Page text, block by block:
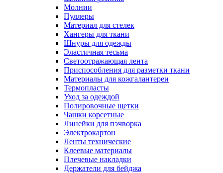
Молнии
Пуллеры
Материал для стелек
Хангеры для ткани
Шнуры для одежды
Эластичная тесьма
Светоотражающая лента
Приспособления для разметки ткани
Материалы для кожгалантереи
Термопласты
Уход за одеждой
Полировочные щетки
Чашки корсетные
Линейки для пэчворка
Электрокартон
Ленты технические
Клеевые материалы
Плечевые накладки
Держатели для бейджа